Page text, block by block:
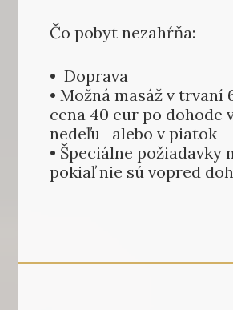
Čo pobyt nezahŕňa:
• Doprava
• Možná masáž v trvaní
cena 40 eur po dohode
nedeľu alebo v piatok
• Špeciálne požiadavky
pokiaľ nie sú vopred